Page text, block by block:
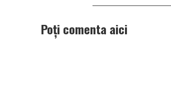
Poți comenta aici